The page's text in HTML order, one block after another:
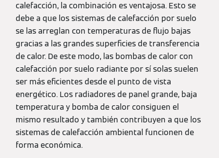
calefacción, la combinación es ventajosa. Esto se
debe a que los sistemas de calefacción por suelo
se las arreglan con temperaturas de flujo bajas
gracias a las grandes superficies de transferencia
de calor. De este modo, las bombas de calor con
calefacción por suelo radiante por sí solas suelen
ser más eficientes desde el punto de vista
energético. Los radiadores de panel grande, baja
temperatura y bomba de calor consiguen el
mismo resultado y también contribuyen a que los
sistemas de calefacción ambiental funcionen de
forma económica.